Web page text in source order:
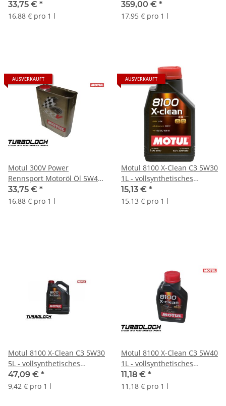
- 2L 104241
33,75 € *
16,88 € pro 1 l
- 20L 103981
359,00 € *
17,95 € pro 1 l
AUSVERKAUFT
Motul 300V Power
Rennsport Motoröl Öl 5W40
- 2L 104242
33,75 € *
16,88 € pro 1 l
AUSVERKAUFT
Motul 8100 X-Clean C3 5W30
1L - vollsynthetisches
Motoröl (102785)
15,13 € *
15,13 € pro 1 l
Motul 8100 X-Clean C3 5W30
5L - vollsynthetisches
Motoröl 102020
47,09 € *
9,42 € pro 1 l
Motul 8100 X-Clean C3 5W40
1L - vollsynthetisches
Motoröl - BMW MB Porsche
VW (102786)
11,18 € *
11,18 € pro 1 l